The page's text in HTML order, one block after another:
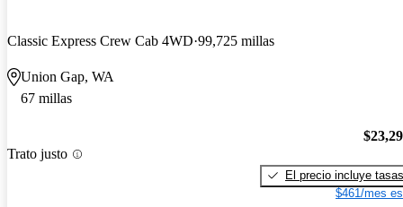
Classic Express Crew Cab 4WD 99,725 millas
Union Gap, WA
67 millas
Trato justo
El precio incluye tasas
$461/mes